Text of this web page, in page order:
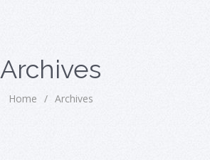
Archives
Home / Archives